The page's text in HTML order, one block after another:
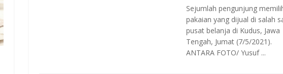
Sejumlah pengunjung
pakaian yang dijual di salah
pusat belanja di Kudus, Jawa
Tengah, Jumat (7/5/2021).
ANTARA FOTO/ Yusuf ...